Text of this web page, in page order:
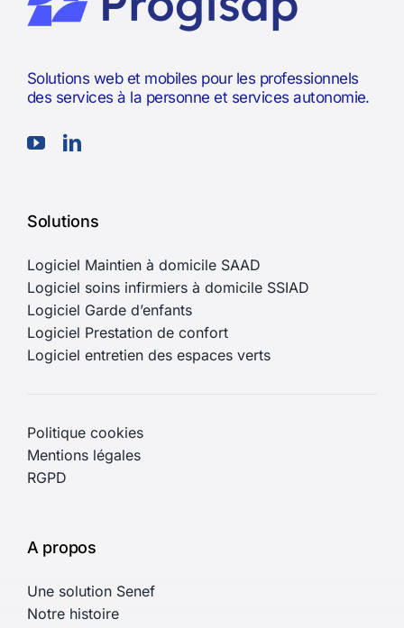
Solutions web et mobiles pour les professionnels
des services à la personne et services autonomie.
Solutions
Logiciel Maintien à domicile SAAD
Logiciel soins infirmiers à domicile SSIAD
Logiciel Garde d’enfants
Logiciel Prestation de confort
Logiciel entretien des espaces verts
Politique cookies
Mentions légales
RGPD
A propos
Une solution Senef
Notre histoire